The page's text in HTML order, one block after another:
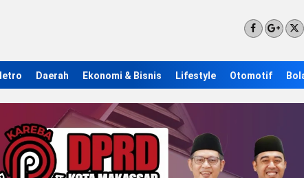
Daerah Ekonomi & Bisnis Lifestyle Otomotif